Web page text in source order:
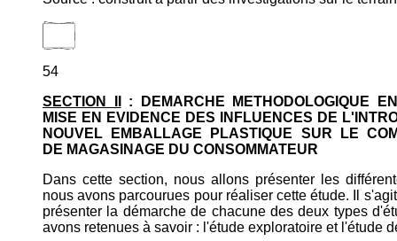
54
SECTION II
: DEMARCHE METHODOLOGIQUE
MISE EN EVIDENCE DES INFLUENCES DE
NOUVEL EMBALLAGE PLASTIQUE SUR LE
DE MAGASINAGE DU CONSOMMATEUR
Dans cette section, nous allons présenter les
nous avons parcourues pour réaliser cette étude. Il
présenter la démarche de chacune des deux types
avons retenues à savoir : l'étude exploratoire et l'étude